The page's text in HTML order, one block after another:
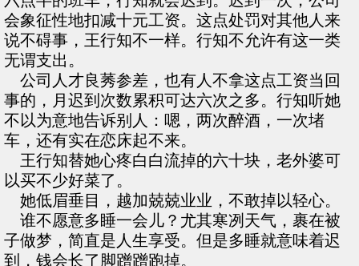
会象征性地扣减十元工资。这点处罚对其他人来
说不碍事，王行知不一样。行知不允许有这一类
无谓支出。
公司人才良莠参差，也有人不拿这点工资当回
事的，月迟到次数累积可达六次之多。行知听她
不以为意地告诉别人：嗯，两次醉酒，一次堵
车，还有实在恋床起不来。
王行知替她心疼白白流掉的六十块，老外婆可
以买不少好菜了。
她低眉垂目，越加兢兢业业，不敢掉以轻心。
谁不愿意多睡一会儿？尤其寒冽天气，裹在被
子做梦，简直是人生享受。但是多睡就意味着迟
到，钱会长了脚蹭蹭跑掉。